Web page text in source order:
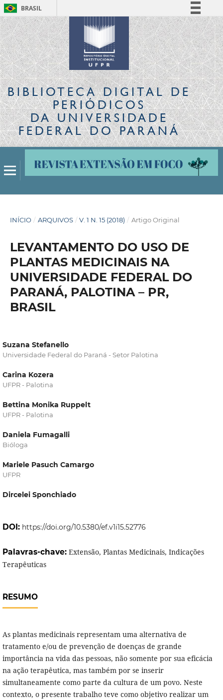
BRASIL
Simplifique!
Comunica BR
Participe
Acesso à informação
Legislação
Canais
BIBLIOTECA DIGITALDE
PERIÓDICOS
DA UNIVERSIDADE
FEDERAL DO PARANÁ
INÍCIO / ARQUIVOS / V. 1 N. 15 (2018) / Artigo Original
LEVANTAMENTO DO USO DE
PLANTAS MEDICINAIS NA
UNIVERSIDADE FEDERAL DO
PARANÁ, PALOTINA – PR,
BRASIL
Suzana Stefanello
Universidade Federal do Paraná - Setor Palotina
Carina Kozera
UFPR - Palotina
Bettina Monika Ruppelt
UFPR - Palotina
Daniela Fumagalli
Bióloga
Mariele Pasuch Camargo
UFPR
Dircelei Sponchiado
DOI: https://doi.org/10.5380/ef.v1i15.52776
Palavras-chave: Extensão, Plantas Medicinais, Indicações
Terapêuticas
RESUMO
As plantas medicinais representam uma alternativa de
tratamento e/ou de prevenção de doenças de grande
importância na vida das pessoas, não somente por sua eficácia
na ação terapêutica, mas também por se inserir
simultaneamente como parte da cultura de um povo. Neste
contexto, o presente trabalho teve como objetivo realizar um